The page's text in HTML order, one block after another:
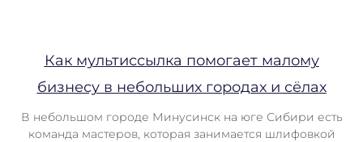
Как мультиссылка помогает малому
бизнесу в небольших городах и сёлах
В небольшом городе Минусинск на юге Сибири есть
команда мастеров, которая занимается шлифовкой